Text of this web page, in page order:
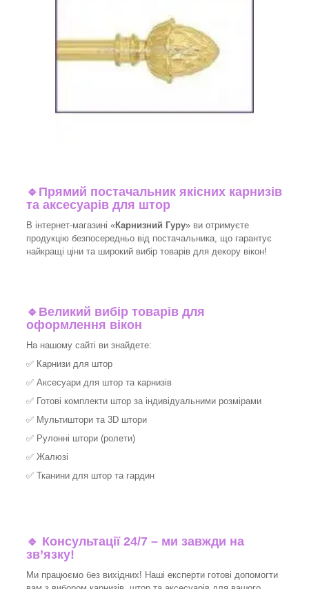
🔹 Прямий постачальник якісних карнизів
та аксесуарів для штор
В інтернет-магазині «Карнизний Гуру» ви отримуєте
продукцію безпосередньо від постачальника, що гарантує
найкращі ціни та широкий вибір товарів для декору вікон!​
🔹 Великий вибір товарів для
оформлення вікон
На нашому сайті ви знайдете:
✅ Карнизи для штор
✅ Аксесуари для штор та карнизів
✅ Готові комплекти штор за індивідуальними розмірами
✅ Мультиштори та 3D штори
✅ Рулонні штори (ролети)
✅ Жалюзі
✅ Тканини для штор та гардин
🔹 Консультації 24/7 – ми завжди на
зв’язку!
Ми працюємо без вихідних! Наші експерти готові допомогти